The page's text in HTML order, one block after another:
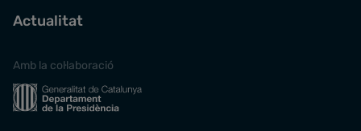
Actualitat
Amb la col·laboració